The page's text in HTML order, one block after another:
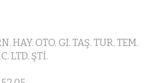
HAY. OTO. GI. TAŞ. TUR. TEM.
LTD. ŞTİ.